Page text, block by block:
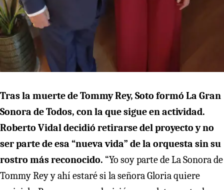
Tras la muerte de Tommy Rey, Soto formó La Gran
Sonora de Todos, con la que sigue en actividad.
Roberto Vidal decidió retirarse del proyecto y no
ser parte de esa “nueva vida” de la orquesta sin su
rostro más reconocido. “Yo soy parte de La Sonora de
Tommy Rey y ahí estaré si la señora Gloria quiere